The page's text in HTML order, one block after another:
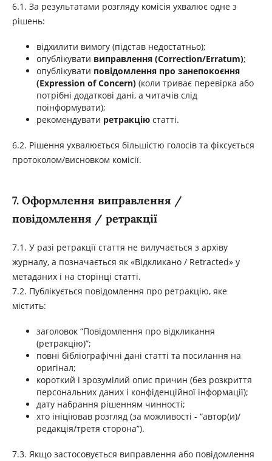
6.1. За результатами розгляду комісія ухвалює одне з
рішень:
відхилити вимогу (підстав недостатньо);
опублікувати виправлення (Correction/Erratum);
опублікувати повідомлення про занепокоєння
(Expression of Concern)(коли триває перевірка або
потрібні додаткові дані, а читачів слід
поінформувати);
рекомендувати ретракціюстатті.
6.2. Рішення ухвалюється більшістю голосів та фіксується
протоколом/висновком комісії.
7. Оформлення виправлення /
повідомлення / ретракції
7.1. У разі ретракції стаття не вилучається з архіву
журналу, а позначається як «Відкликано / Retracted» у
метаданих і на сторінці статті.
7.2. Публікується повідомлення про ретракцію, яке
містить:
заголовок “Повідомлення про відкликання
(ретракцію)”;
повні бібліографічні дані статті та посилання на
оригінал;
короткий і зрозумілий опис причин (без розкриття
персональних даних і конфіденційної інформації);
дату набрання рішенням чинності;
хто ініціював розгляд (за можливості - “автор(и)/
редакція/третя сторона”).
7.3. Якщо застосовується виправлення або повідомлення